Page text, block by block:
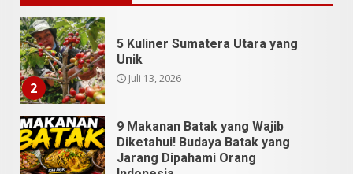
3
Diketahui! Budaya Batak yang
Jarang Dipahami Orang
Indonesia
Datu Batak: Misteri Tanah
Batak Terungkap!